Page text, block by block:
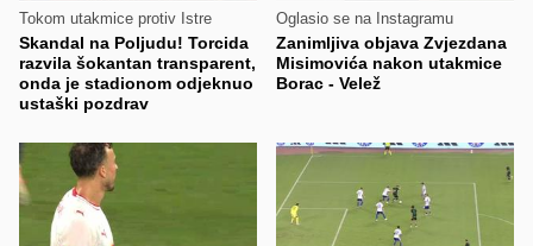
Tokom utakmice protiv Istre
Skandal na Poljudu! Torcida
razvila šokantan transparent,
onda je stadionom odjeknuo
ustaški pozdrav
Oglasio se na Instagramu
Zanimljiva objava Zvjezdana
Misimovića nakon utakmice
Borac - Velež